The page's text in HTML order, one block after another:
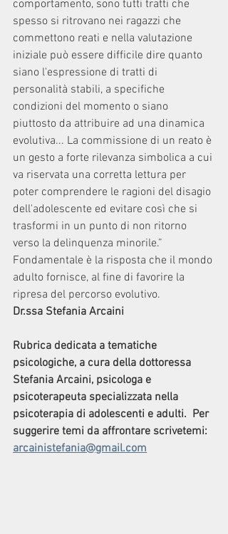
comportamento, sono tutti tratti che
spesso si ritrovano nei ragazzi che
commettono reati e nella valutazione
iniziale può essere difficile dire quanto
siano l'espressione di tratti di
personalità stabili, a specifiche
condizioni del momento o siano
piuttosto da attribuire ad una dinamica
evolutiva... La commissione di un reato è
un gesto a forte rilevanza simbolica a cui
va riservata una corretta lettura per
poter comprendere le ragioni del disagio
dell'adolescente ed evitare così che si
trasformi in un punto di non ritorno
verso la delinquenza minorile.”
Fondamentale è la risposta che il mondo
adulto fornisce, al fine di favorire la
ripresa del percorso evolutivo.
Dr.ssa Stefania Arcaini
Rubrica dedicata a tematiche
psicologiche, a cura della dottoressa
Stefania Arcaini, psicologa e
psicoterapeuta specializzata nella
psicoterapia di adolescenti e adulti.  Per
suggerire temi da affrontare scrivetemi:
arcainistefania@gmail.com